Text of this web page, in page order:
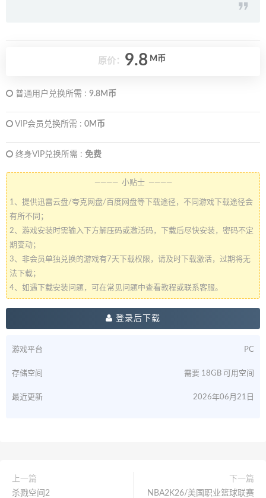
原价： 9.8 M币
普通用户兑换所需 : 9.8M币
VIP会员兑换所需 : 0M币
终身VIP兑换所需 : 免费
———— 小贴士 ————
1、提供迅雷云盘/夸克网盘/百度网盘等下载途径，不同游戏下载途径会
有所不同；
2、游戏安装时需输入下方解压码或激活码，下载后尽快安装，密码不定
期变动；
3、非会员单独兑换的游戏有7天下载权限，请及时下载激活，过期将无
法下载；
4、如遇下载安装问题，可在常见问题中查看教程或联系客服。
登录后下载
游戏平台 PC
存储空间 需要 18GB 可用空间
最近更新 2026年06月21日
上一篇
杀戮空间2
下一篇
NBA2K26/美国职业篮球联赛